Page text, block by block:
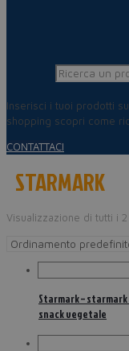
Inserisci i tuoi prodotti
shopping scopri come
CONTATTACI
STARMARK
Visualizzazione di tutti i
Starmark –
snack vegetale